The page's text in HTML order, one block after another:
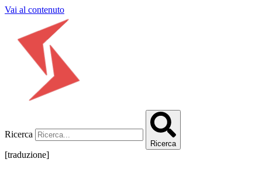
Vai al contenuto
Ricerca
Ricerca
[traduzione]